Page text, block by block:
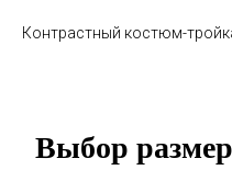
Контрастный костюм-
Выбор